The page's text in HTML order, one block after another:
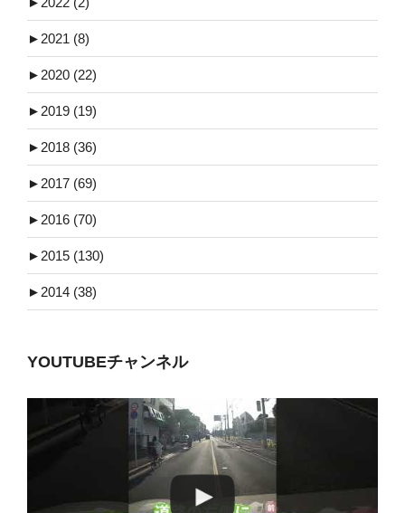
► 2021 (8)
► 2020 (22)
► 2019 (19)
► 2018 (36)
► 2017 (69)
► 2016 (70)
► 2015 (130)
► 2014 (38)
YOUTUBEチャンネル